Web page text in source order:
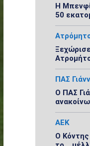
Η
50
ΠΑΣ
Ο ΠΑΣ
ΑΕΚ
Ο